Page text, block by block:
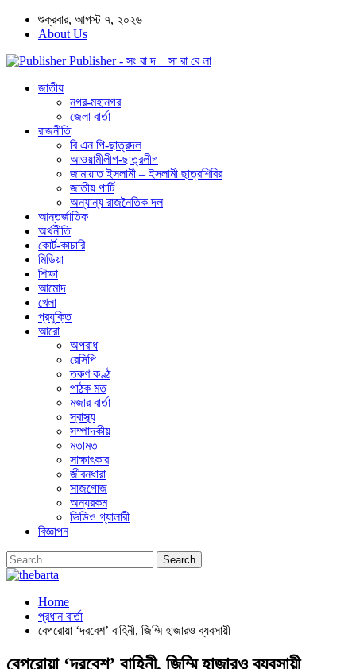
শুক্রবার, আগস্ট ৭, ২০২৬
About Us
Publisher - সং বা দ সা রা বে লা
জাতীয়
নগর-মহানগর
জেলা বার্তা
রাজনীতি
বি এন পি-ছাত্রদল
আওয়ামীলীগ-ছাত্রলীগ
জামায়াত ইসলামী – ইসলামী ছাত্রশিবির
জাতীয় পার্টি
অন্যান্য রাজনৈতিক দল
আন্তর্জাতিক
অর্থনীতি
কোর্ট-কাচারি
মিডিয়া
শিক্ষা
আমোদ
খেলা
প্রযুক্তি
আরো
অপরাধ
রেসিপি
তরুণ কণ্ঠ
পাঠক মত
মজার বার্তা
স্বাস্থ্য
সম্পাদকীয়
মতামত
সাক্ষাৎকার
জীবনধারা
সাজগোজ
অন্যরকম
ভিডিও গ্যালারী
বিজ্ঞাপন
Home
প্রধান বার্তা
বেপরোয়া ‘দরবেশ’ বাহিনী, জিম্মি হাজারও ব্যবসায়ী
বেপরোয়া ‘দরবেশ’ বাহিনী, জিম্মি হাজারও ব্যবসায়ী